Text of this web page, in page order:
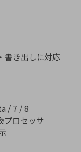
書き出しに対応
/ 7 / 8
プロセッサ